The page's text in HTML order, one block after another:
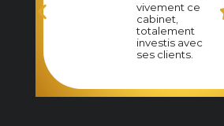
vivement ce
cabinet,
totalement
investis avec
ses clients.